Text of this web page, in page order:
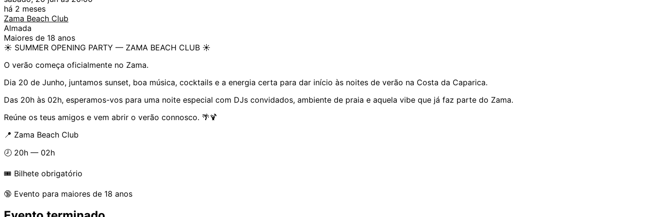
há 2 meses
Zama Beach Club
Almada
Maiores de 18 anos
☀️ SUMMER OPENING PARTY — ZAMA BEACH CLUB ☀️
O verão começa oficialmente no Zama.
Dia 20 de Junho, juntamos sunset, boa música, cocktails e a energia certa para dar início às noites de verão na Costa da Caparica.
Das 20h às 02h, esperamos-vos para uma noite especial com DJs convidados, ambiente de praia e aquela vibe que já faz parte do Zama.
Reúne os teus amigos e vem abrir o verão connosco. 🌴🍹
📍 Zama Beach Club
🕗 20h — 02h
🎟️ Bilhete obrigatório
🔞 Evento para maiores de 18 anos